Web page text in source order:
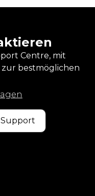
Centre, mit
bestmöglichen